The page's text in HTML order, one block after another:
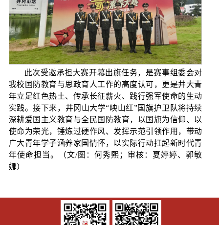
此次受邀承担大赛开幕出旗任务，是赛事组委会对
我校国防教育与思政育人工作的高度认可，更是井大青
年立足红色热土、传承长征薪火、践行强军使命的生动
实践。接下来，井冈山大学“映山红”国旗护卫队将持续
深耕爱国主义教育与全民国防教育，以国旗为信仰、以
使命为荣光，锤炼过硬作风、发挥示范引领作用，带动
广大青年学子涵养家国情怀，以实际行动扛起新时代青
年使命担当。（文/图：何秀熙；审核：夏婷婷、郭敏
娜）